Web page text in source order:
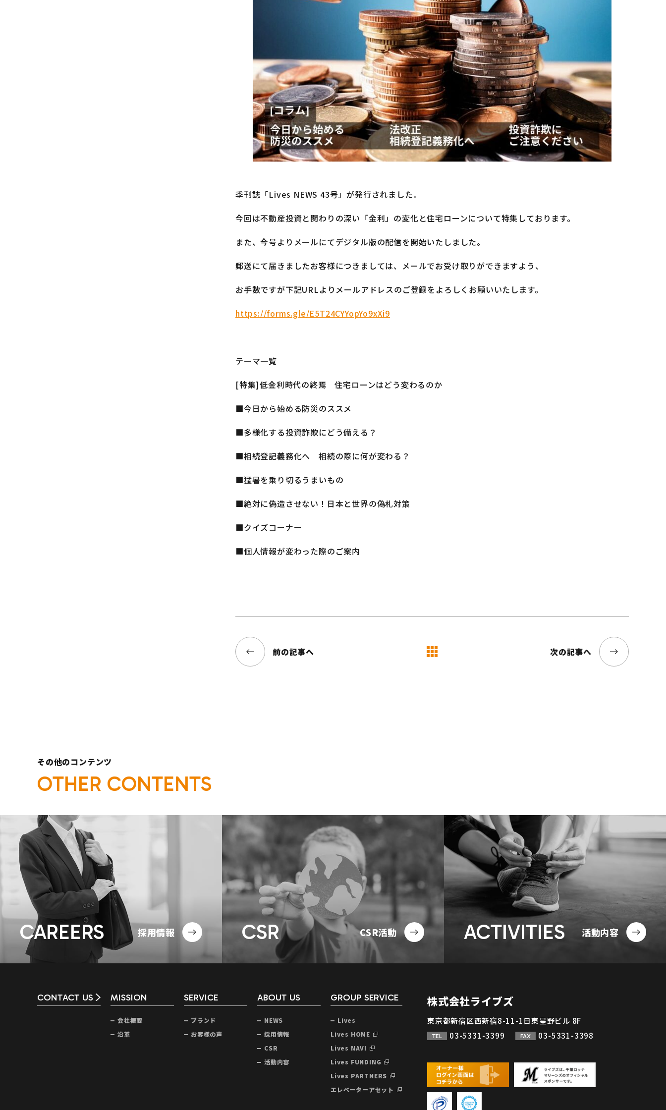
季刊誌「Lives NEWS 43号」が発行されました。
今回は不動産投資と関わりの深い「金利」の変化と住宅ローンについて特集しております。
また、今号よりメールにてデジタル版の配信を開始いたしました。
郵送にて届きましたお客様につきましては、メールでお受け取りができますよう、
お手数ですが下記URLよりメールアドレスのご登録をよろしくお願いいたします。
https://forms.gle/E5T24CYYopYo9xXi9
テーマ一覧
[特集]低金利時代の終焉 住宅ローンはどう変わるのか
■今日から始める防災のススメ
■多様化する投資詐欺にどう備える？
■相続登記義務化へ 相続の際に何が変わる？
■猛暑を乗り切るうまいもの
■絶対に偽造させない！日本と世界の偽札対策
■クイズコーナー
■個人情報が変わった際のご案内
前の記事へ 次の記事へ
その他のコンテンツ
OTHER CONTENTS
CAREERS 採用情報 CSR CSR活動 ACTIVITIES 活動内容
CONTACT US MISSION
会社概要
沿革
SERVICE
ブランド
お客様の声
ABOUT US
NEWS
採用情報
CSR
活動内容
GROUP SERVICE
Lives
Lives HOME
Lives NAVI
Lives FUNDING
Lives PARTNERS
エレベーターアセット
株式会社ライブズ
東京都新宿区西新宿8-11-1日東星野ビル 8F
TEL 03-5331-3399 FAX 03-5331-3398